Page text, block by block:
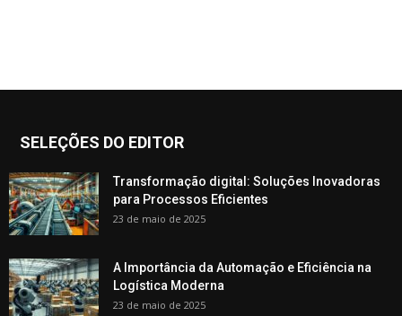
SELEÇÕES DO EDITOR
Transformação digital: Soluções Inovadoras
para Processos Eficientes
23 de maio de 2025
A Importância da Automação e Eficiência na
Logística Moderna
23 de maio de 2025